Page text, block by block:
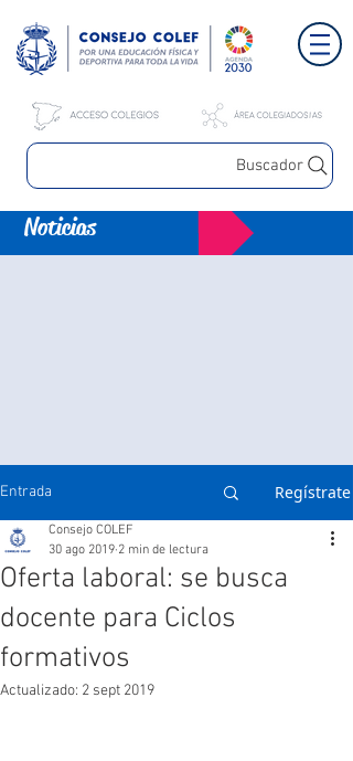
Buscador
Noticias
Entrada Regístrate
Oferta laboral: se busca
docente para Ciclos
formativos
Consejo COLEF
30 ago 2019 2 min de lectura
Actualizado: 2 sept 2019